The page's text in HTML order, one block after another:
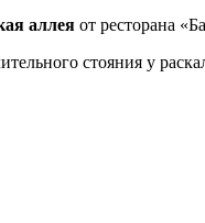
аллея от ресторана
стояния у